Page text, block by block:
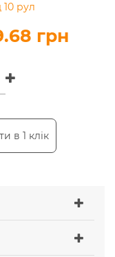
10 рул
грн
в 1 клік